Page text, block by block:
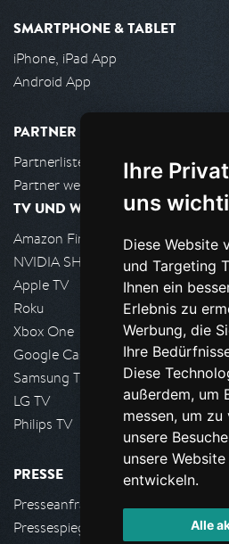
Ihre
uns
Diese Website
und Targeting
Ihnen ein
Erlebnis zu
Werbung, die
Ihre
Diese
außerdem, um
messen, um
unsere
unsere
entwickeln.
Alle
SMARTPHONE & TABLET
iPhone, iPad App
Android App
PARTNER
Partnerliste
Partner werden
TV UND WOHNZIMMER
Amazon FireTV
NVIDIA SHIELD, Google TV
Apple TV
Roku
Xbox One
Google Cast
Samsung TV
LG TV
Philips TV
PRESSE
Presseanfrage stellen
Pressespiegel